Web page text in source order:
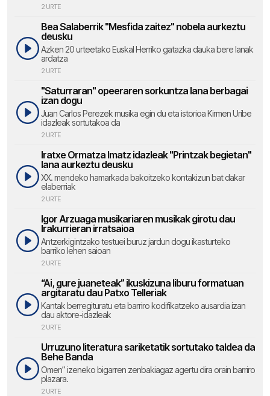
2 URTE
Bea Salaberrik "Mesfida zaitez" nobela aurkeztu
deusku
Azken 20 urteetako Euskal Herriko gatazka dauka bere lanak
ardatza
2 URTE
"Saturraran" opeeraren sorkuntza lana berbagai
izan dogu
Juan Carlos Perezek musika egin du eta istorioa Kirmen Uribe
idazleak sortutakoa da
2 URTE
Iratxe Ormatza Imatz idazleak "Printzak begietan"
lana aurkeztu deusku
XX. mendeko hamarkada bakoitzeko kontakizun bat dakar
elaberriak
2 URTE
Igor Arzuaga musikariaren musikak girotu dau
Irakurrieran irratsaioa
Antzerkigintzako testuei buruz jardun dogu ikasturteko
barriko lehen saioan
2 URTE
“Ai, gure juaneteak” ikuskizuna liburu formatuan
argitaratu dau Patxo Telleriak
Kantak berregituratu eta barriro kodifikatzeko ausardia izan
dau aktore-idazleak
2 URTE
Urruzuno literatura sariketatik sortutako taldea da
Behe Banda
Omen” izeneko bigarren zenbakiagaz agertu dira orain barriro
plazara.
2 URTE